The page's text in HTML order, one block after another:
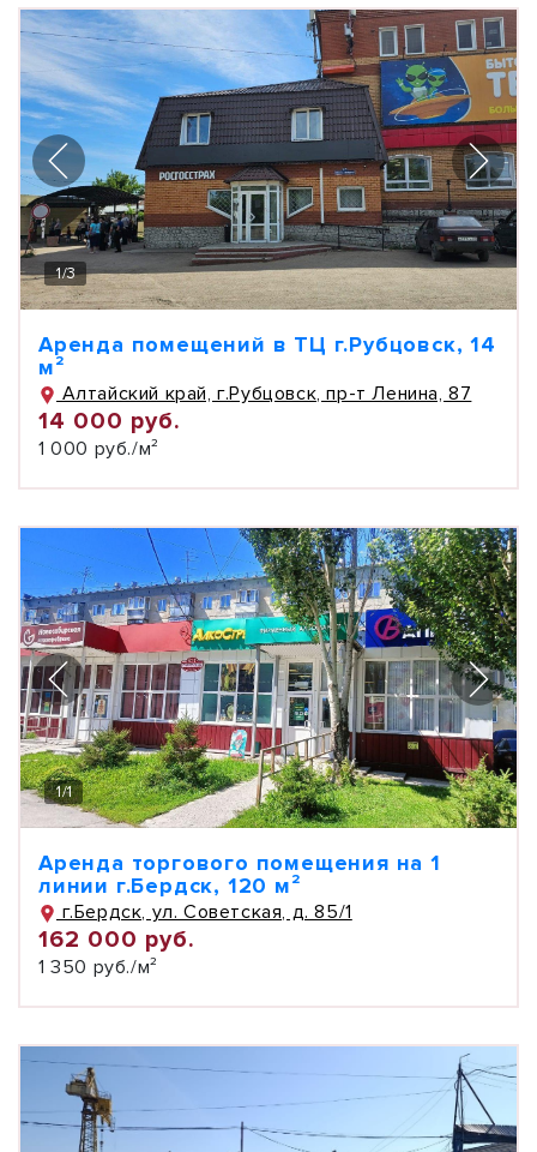
1/3
Аренда помещений в ТЦ г.Рубцовск, 14
м²
Алтайский край, г.Рубцовск, пр-т Ленина, 87
14 000 руб.
1 000 руб./м²
1/1
Аренда торгового помещения на 1
линии г.Бердск, 120 м²
г.Бердск, ул. Советская, д. 85/1
162 000 руб.
1 350 руб./м²